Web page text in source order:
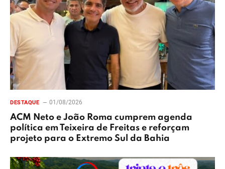
DESTAQUE 01/08/2026
ACM Neto e João Roma cumprem agenda
política em Teixeira de Freitas e reforçam
projeto para o Extremo Sul da Bahia